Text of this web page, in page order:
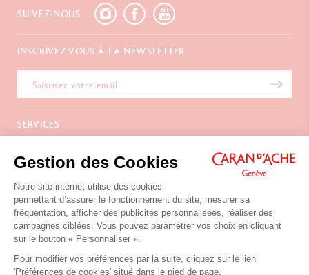
Gestion des Cookies
Notre site internet utilise des cookies
permettant d’assurer le fonctionnement du site, mesurer sa
fréquentation, afficher des publicités personnalisées, réaliser des
campagnes ciblées. Vous pouvez paramétrer vos choix en cliquant
sur le bouton « Personnaliser ».
Pour modifier vos préférences par la suite, cliquez sur le lien
'Préférences de cookies' situé dans le pied de page.
SUIVEZ-NOUS
INSCRIVEZ-VOUS À LA NEWSLETTER
SERVICES
Paiements
Retours
Emballages Cadeaux
Cadeaux d'affaires
Extension de garantie
A PROPOS
FAQ
La Maison
Points de vente
Inspiration
Carrières
NOUS CONTACTER
Chemin du Foron 19
Po Box 332
CH-1226 Thônex-Genève
Suisse
+41 (0)848 558 558